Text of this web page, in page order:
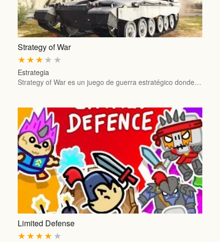
Strategy of War
★
★
★
★
★
Estrategia
Strategy of War es un juego de guerra estratégico donde…
Limited Defense
★
★
★
★
★